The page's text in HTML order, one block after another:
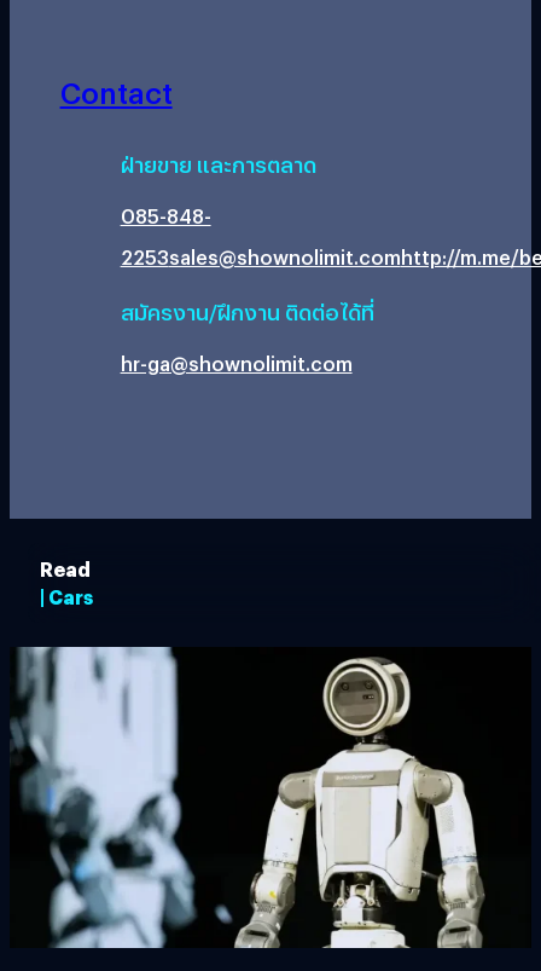
Contact
ฝ่ายขาย และการตลาด
085-848-
2253sales@shownolimit.comhttp://m.me/
สมัครงาน/ฝึกงาน ติดต่อได้ที่
hr-ga@shownolimit.com
Read
| Cars